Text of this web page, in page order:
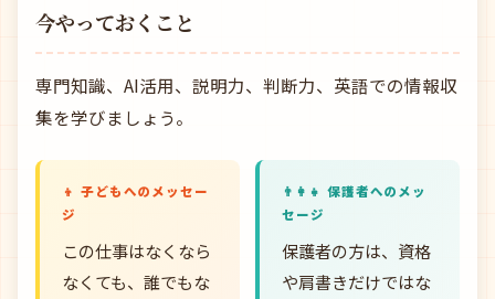
今やっておくこと
専門知識、AI活用、説明力、判断力、英語での情報収
集を学びましょう。
👦 子どもへのメッセー
ジ
この仕事はなくなら
なくても、誰でもな
👨‍👩‍👧 保護者へのメッ
セージ
保護者の方は、資格
や肩書きだけではな